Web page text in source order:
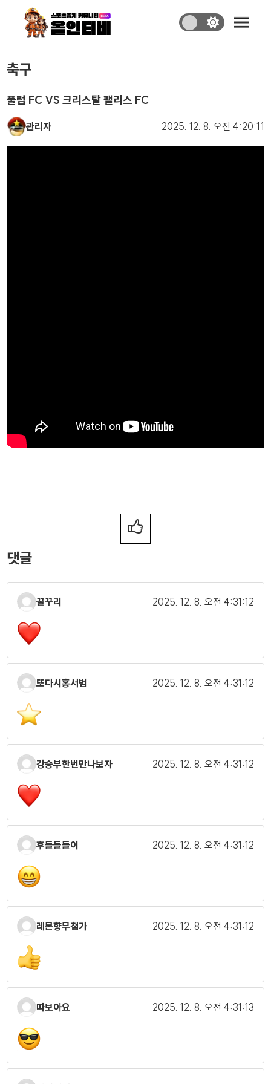
축구
풀럼 FC VS 크리스탈 팰리스 FC
관리자 2025. 12. 8. 오전 4:20:11
댓글
꿀꾸리 2025. 12. 8. 오전 4:31:12
또다시홍서범 2025. 12. 8. 오전 4:31:12
강승부한번만나보자 2025. 12. 8. 오전 4:31:12
후돌돌돌이 2025. 12. 8. 오전 4:31:12
레몬향무첨가 2025. 12. 8. 오전 4:31:12
따보아요 2025. 12. 8. 오전 4:31:13